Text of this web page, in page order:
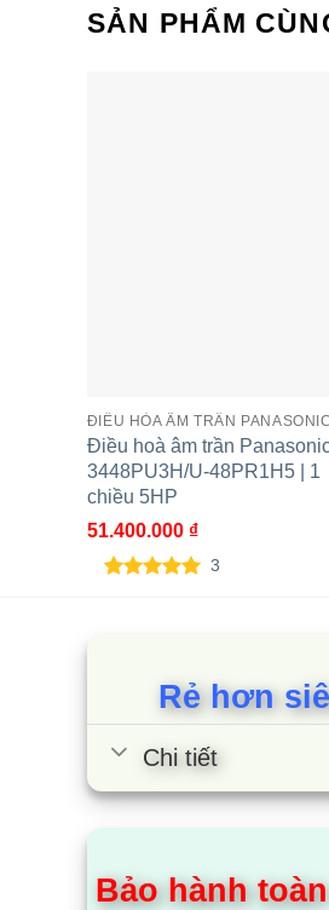
SẢN PHẨM
ĐIỀU HÒA ÂM TRẦN PANASONIC
Điều hoà âm trần
3448PU3H/U-48PR1H5 | 1
chiều 5HP
51.400.000 ₫
3
Rẻ hơn
Chi tiết
Bảo hành